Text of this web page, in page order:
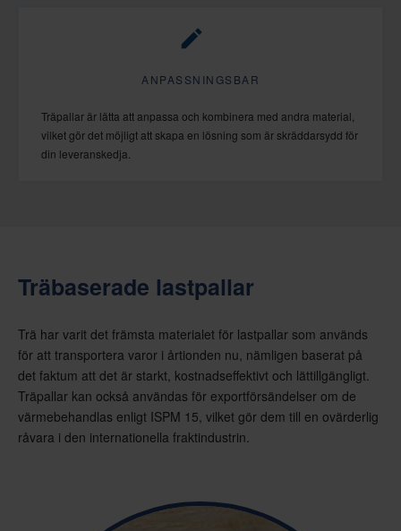
ANPASSNINGSBAR
Träpallar är lätta att anpassa och kombinera med andra material,
vilket gör det möjligt att skapa en lösning som är skräddarsydd för
din leveranskedja.
Träbaserade lastpallar
Trä har varit det främsta materialet för lastpallar som används
för att transportera varor i årtionden nu, nämligen baserat på
det faktum att det är starkt, kostnadseffektivt och lättillgängligt.
Träpallar kan också användas för exportförsändelser om de
värmebehandlas enligt ISPM 15, vilket gör dem till en ovärderlig
råvara i den internationella fraktindustrin.